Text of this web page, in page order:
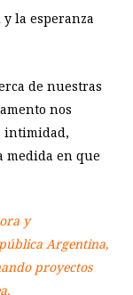
la esperanza
de nuestras
nos
intimidad,
medida en que
y
Argentina,
proyectos